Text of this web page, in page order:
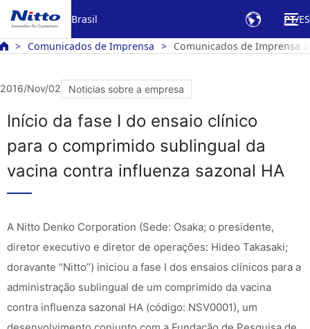
Brasil PT ES
Comunicados de Imprensa Comunicados de Imprensa
2016/Nov/02 Noticias sobre a empresa
Início da fase I do ensaio clínico
para o comprimido sublingual da
vacina contra influenza sazonal HA
A Nitto Denko Corporation (Sede: Osaka; o presidente,
diretor executivo e diretor de operações: Hideo Takasaki;
doravante “Nitto”) iniciou a fase I dos ensaios clínicos para a
administração sublingual de um comprimido da vacina
contra influenza sazonal HA (código: NSV0001), um